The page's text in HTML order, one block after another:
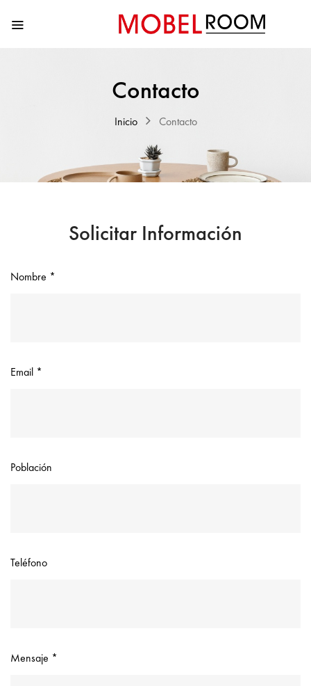
Contacto
Inicio Contacto
Solicitar Información
Nombre *
Email *
Población
Teléfono
Mensaje *